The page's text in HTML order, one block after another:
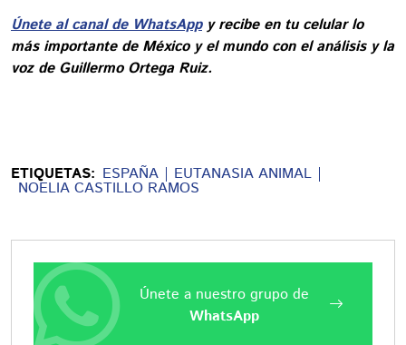
Únete al canal de WhatsAppy recibe en tu celular lo
más importante de México y el mundo con el análisis y la
voz de Guillermo Ortega Ruiz.
ETIQUETAS: ESPAÑA EUTANASIA ANIMAL
NOELIA CASTILLO RAMOS
Únete a nuestro grupo de
WhatsApp